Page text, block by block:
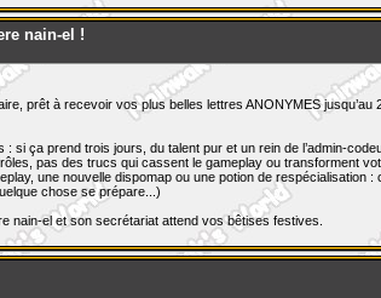
nain-el !
prêt à recevoir vos plus belles lettres ANONYMES
si ça prend trois jours, du talent pur et un rein de l’admin-
pas des trucs qui cassent le gameplay ou transforment
une nouvelle dispomap ou une potion de respécialisation :
chose se prépare...)
nain-el et son secrétariat attend vos bêtises festives.